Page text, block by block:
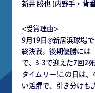
新井 勝也 (内野手・背
<受賞理由>
9月19日@新居浜球場
終決戦。後期優勝には
で、3-3で迎えた7回2
タイムリー!この日は
い活躍で、引き分けも